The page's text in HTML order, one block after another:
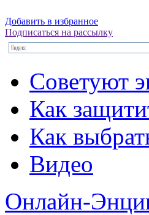
Добавить в избранное
Подписаться на рассылку
Советуют
Как
Как
Видео
Онлайн-